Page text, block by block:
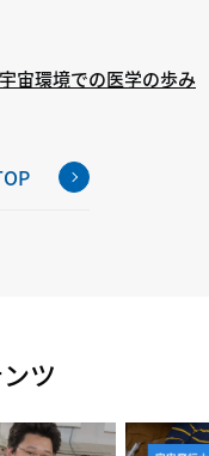
宇宙環境での医学の歩み
ツ